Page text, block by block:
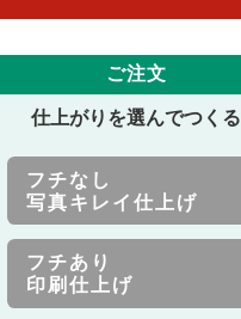
ご注文
仕上がりを選んでつくる
フチなし
写真キレイ仕上げ
フチあり
印刷仕上げ